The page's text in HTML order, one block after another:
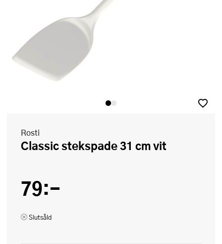
Rosti
Classic stekspade 31 cm vit
79:-
Slutsåld